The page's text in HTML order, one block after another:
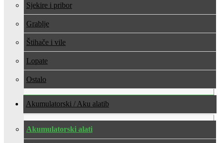
Sjekire i pribor
Grablje
Štihače i vile
Lopate
Ostalo
Akumulatorski / Aku alati
Akumulatorski alati